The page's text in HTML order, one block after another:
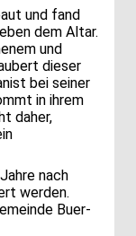
und fand
dem Altar.
und
dieser
bei seiner
in ihrem
daher,
nach
werden.
Buer-